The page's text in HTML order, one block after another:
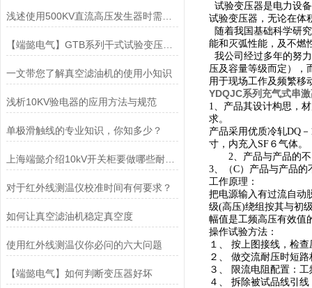
浅述使用500KV直流高压发生器时需要注意的事项
【端懿电气】GTB系列干式试验变压器重量轻，操作方便
一文带您了解真空滤油机的使用小知识
浅析10KV验电器的应用方法与规范
单极滑触线的专业知识，你知多少？
上海端懿介绍10kV开关柜要做哪些耐压试验
对于红外线测温仪校准时间有何要求？
如何让真空滤油机稳定真空度
使用红外线测温仪你必问的六大问题
【端懿电气】如何判断变压器好坏
试验变压器是电力设
试验变压器，无论在体
随着我国基础科学研
能和灭弧性能，及不燃
我公司经过多年的努
压及容量等级而定），
用于现场工作及频繁移
YDQJC系列充气式串
1、产品其设计构思，
求。
产品采用优质冷轧DQ
寸，内充入SF６气体。
2、产品与产品的不
3、（C）产品与产品
工作原理：
把电源输入有过流自动
级(高压)绕组按其与初
幅值是工频高压有效值
操作试验方法：
１、 按上图接线，检
２、 做交流耐压时短
３、 限流电阻
４、 拆除被试品线引